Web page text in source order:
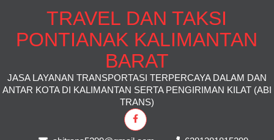
TRAVEL DAN TAKSI
PONTIANAK KALIMANTAN
BARAT
JASA LAYANAN TRANSPORTASI TERPERCAYA DALAM DAN
ANTAR KOTA DI KALIMANTAN SERTA PENGIRIMAN KILAT (ABI
TRANS)